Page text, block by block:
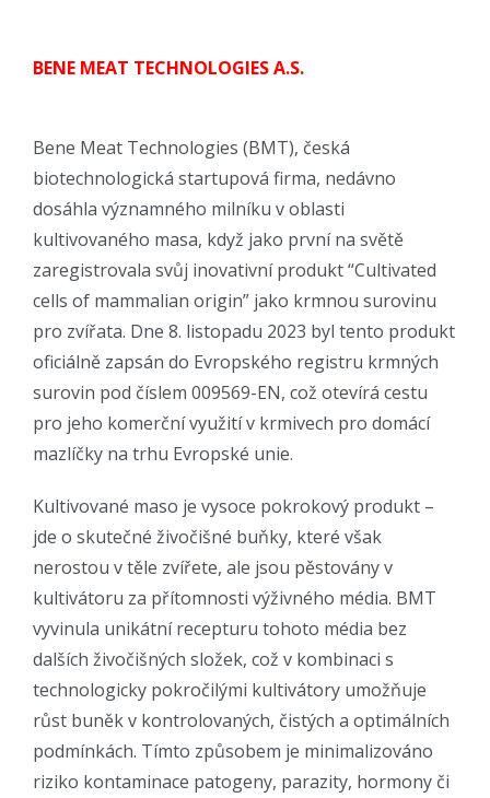
BENE MEAT TECHNOLOGIES A.S.
Bene Meat Technologies (BMT), česká
biotechnologická startupová firma, nedávno
dosáhla významného milníku v oblasti
kultivovaného masa, když jako první na světě
zaregistrovala svůj inovativní produkt “Cultivated
cells of mammalian origin” jako krmnou surovinu
pro zvířata. Dne 8. listopadu 2023 byl tento produkt
oficiálně zapsán do Evropského registru krmných
surovin pod číslem 009569-EN, což otevírá cestu
pro jeho komerční využití v krmivech pro domácí
mazlíčky na trhu Evropské unie.
Kultivované maso je vysoce pokrokový produkt –
jde o skutečné živočišné buňky, které však
nerostou v těle zvířete, ale jsou pěstovány v
kultivátoru za přítomnosti výživného média. BMT
vyvinula unikátní recepturu tohoto média bez
dalších živočišných složek, což v kombinaci s
technologicky pokročilými kultivátory umožňuje
růst buněk v kontrolovaných, čistých a optimálních
podmínkách. Tímto způsobem je minimalizováno
riziko kontaminace patogeny, parazity, hormony či